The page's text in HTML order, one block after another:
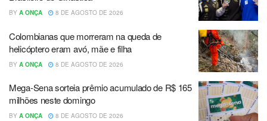
BY A ONÇA 8 DE AGOSTO DE 2026
Colombianas que morreram na queda de
helicóptero eram avó, mãe e filha
BY A ONÇA 8 DE AGOSTO DE 2026
Mega-Sena sorteia prêmio acumulado de R$ 165
milhões neste domingo
BY A ONÇA 8 DE AGOSTO DE 2026